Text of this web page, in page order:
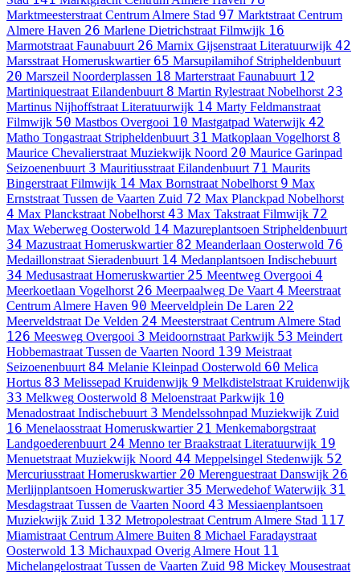
Marktmeesterstraat Centrum Almere Stad 97 Marktstraat Centrum
Almere Haven 26 Marlene Dietrichstraat Filmwijk 16
Marmotstraat Faunabuurt 26 Marnix Gijsenstraat Literatuurwijk 42
Marsstraat Homeruskwartier 65 Marsupilamihof Stripheldenbuurt
20 Marszeil Noorderplassen 18 Marterstraat Faunabuurt 12
Martiniquestraat Eilandenbuurt 8 Martin Rylestraat Nobelhorst 23
Martinus Nijhoffstraat Literatuurwijk 14 Marty Feldmanstraat
Filmwijk 50 Mastbos Overgooi 10 Mastgatpad Waterwijk 42
Matho Tongastraat Stripheldenbuurt 31 Matkoplaan Vogelhorst 8
Maurice Chevalierstraat Muziekwijk Noord 20 Maurice Garinpad
Seizoenenbuurt 3 Mauritiusstraat Eilandenbuurt 71 Maurits
Bingerstraat Filmwijk 14 Max Bornstraat Nobelhorst 9 Max
Ernststraat Tussen de Vaarten Zuid 72 Max Planckpad Nobelhorst
4 Max Planckstraat Nobelhorst 43 Max Takstraat Filmwijk 72
Max Weberweg Oosterwold 14 Mazureplantsoen Stripheldenbuurt
34 Mazustraat Homeruskwartier 82 Meanderlaan Oosterwold 76
Medaillonstraat Sieradenbuurt 14 Medanplantsoen Indischebuurt
34 Medusastraat Homeruskwartier 25 Meentweg Overgooi 4
Meerkoetlaan Vogelhorst 26 Meerpaalweg De Vaart 4 Meerstraat
Centrum Almere Haven 90 Meerveldplein De Laren 22
Meerveldstraat De Velden 24 Meesterstraat Centrum Almere Stad
126 Meesweg Overgooi 3 Meidoornstraat Parkwijk 53 Meindert
Hobbemastraat Tussen de Vaarten Noord 139 Meistraat
Seizoenenbuurt 84 Melanie Kleinpad Oosterwold 60 Melica
Hortus 83 Melissepad Kruidenwijk 9 Melkdistelstraat Kruidenwijk
33 Melkweg Oosterwold 8 Meloenstraat Parkwijk 10
Menadostraat Indischebuurt 3 Mendelssohnpad Muziekwijk Zuid
16 Menelaosstraat Homeruskwartier 21 Menkemaborgstraat
Landgoederenbuurt 24 Menno ter Braakstraat Literatuurwijk 19
Menuetstraat Muziekwijk Noord 44 Meppelsingel Stedenwijk 52
Mercuriusstraat Homeruskwartier 20 Merenguestraat Danswijk 26
Merlijnplantsoen Homeruskwartier 35 Merwedehof Waterwijk 31
Mesdagstraat Tussen de Vaarten Noord 43 Messiaenplantsoen
Muziekwijk Zuid 132 Metropolestraat Centrum Almere Stad 117
Miamistraat Centrum Almere Buiten 8 Michael Faradaystraat
Oosterwold 13 Michauxpad Overig Almere Hout 11
Michelangelostraat Tussen de Vaarten Zuid 98 Mickey Mousestraat